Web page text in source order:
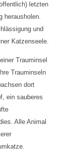
letzten
herausholen.
und
Katzenseele.
Trauminsel
Trauminseln
dort
ein sauberes
Alle Animal